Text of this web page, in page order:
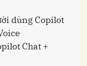
dùng Copilot
Chat +